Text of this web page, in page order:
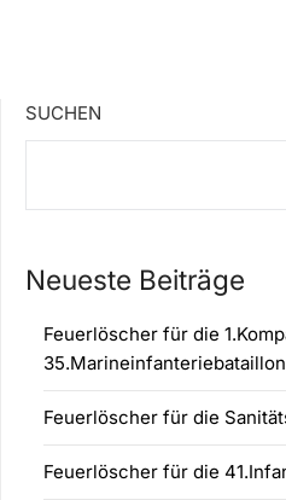
SUCHEN
Neueste Beiträge
Feuerlöscher für die
35.Marineinfanteriebataillon
Feuerlöscher für die
Feuerlöscher für die